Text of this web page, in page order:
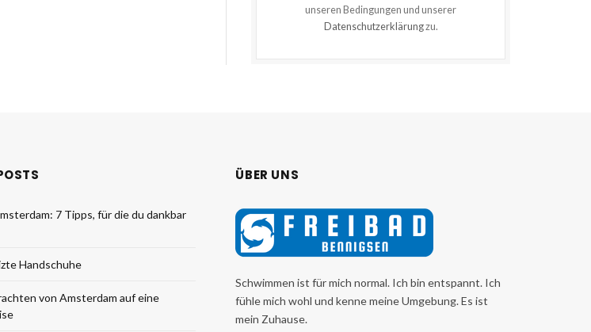
unseren Bedingungen und unserer
Datenschutzerklärungzu.
7 Tipps, für die du dankbar
Handschuhe
von Amsterdam auf eine
ÜBER UNS
Schwimmen ist für mich normal. Ich bin entspannt. Ich
fühle mich wohl und kenne meine Umgebung. Es ist
mein Zuhause.